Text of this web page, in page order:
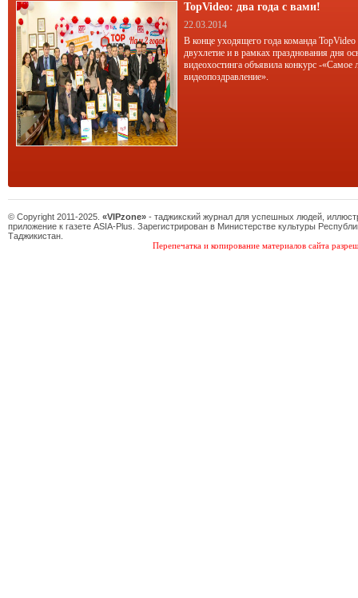
TopVideo: два года с вами!
22.03.2014
В конце уходящего года команда TopVideo
двухлетие и в рамках празднования дня
видеохостинга объявила конкурс -«Самое
видеопоздравление».
© Copyright 2011-2025. «VIPzone» - таджикский журнал для успешных людей,
приложение к газете ASIA-Plus. Зарегистрирован в Министерстве культуры
Таджикистан.
Перепечатка и копирование материалов сайта